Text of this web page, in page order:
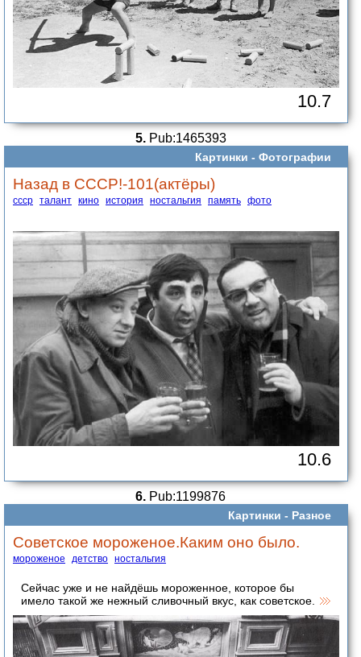
10.7
5.Pub:1465393
Картинки - Фотографии
Назад в СССР!-101(актёры)
ссср талант кино история ностальгия память фото
10.6
6. Pub:1199876
Картинки - Разное
Советское мороженое.Каким оно было.
мороженое детство ностальгия
Сейчас уже и не найдёшь мороженное, которое бы
имело такой же нежный сливочный вкус, как советское.